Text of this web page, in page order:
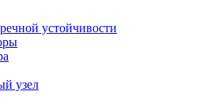
устойчивости
узел